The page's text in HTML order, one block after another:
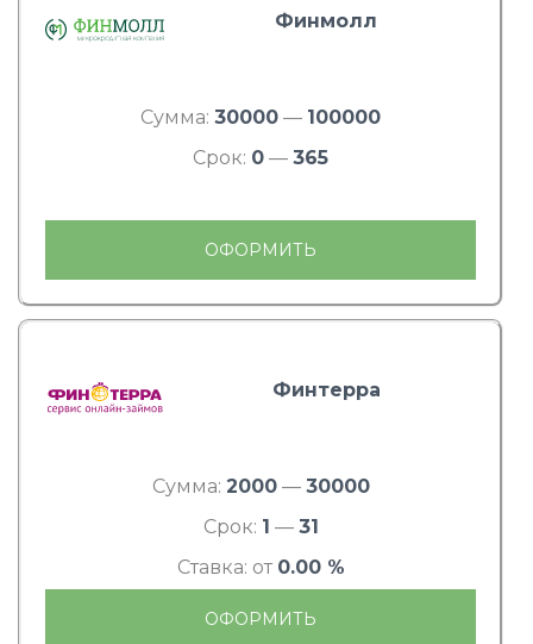
Финмолл
Сумма: 30000 — 100000
Срок: 0 — 365
ОФОРМИТЬ
Финтерра
Сумма: 2000— 30000
Срок: 1 — 31
Ставка: от 0.00 %
ОФОРМИТЬ